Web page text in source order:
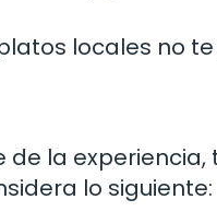
locales no
la experiencia,
lo siguiente: